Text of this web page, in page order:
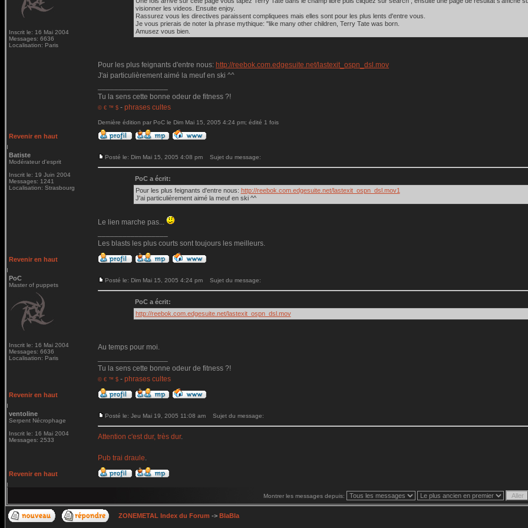
Inscrit le: 16 Mai 2004
Messages: 6636
Localisation: Paris
visionner les videos. Ensuite enjoy.
Rassurez vous les directives paraissent compliquees mais elles sont pour les plus lents d'entre vous.
Je vous prierais de noter la phrase mythique: "like many other children, Terry Tate was born.
Amusez vous bien.
Pour les plus feignants d'entre nous: http://reebok.com.edgesuite.net/lastexit_ospn_dsl.mov
J'ai particulièrement aimé la meuf en ski ^^
Tu la sens cette bonne odeur de fitness ?!
© € ™ $ - phrases cultes
Dernière édition par PoC le Dim Mai 15, 2005 4:24 pm; édité 1 fois
Revenir en haut
Batiste
Modérateur d'esprit
Inscrit le: 19 Juin 2004
Messages: 1241
Localisation: Strasbourg
Posté le: Dim Mai 15, 2005 4:08 pm Sujet du message:
PoC a écrit:
Pour les plus feignants d'entre nous: http://reebok.com.edgesuite.net/lastexit_ospn_dsl.mov1
J'ai particulièrement aimé la meuf en ski ^^
Le lien marche pas...
Les blasts les plus courts sont toujours les meilleurs.
Revenir en haut
PoC
Master of puppets
Inscrit le: 16 Mai 2004
Messages: 6636
Localisation: Paris
Posté le: Dim Mai 15, 2005 4:24 pm Sujet du message:
PoC a écrit:
http://reebok.com.edgesuite.net/lastexit_ospn_dsl.mov
Au temps pour moi.
Tu la sens cette bonne odeur de fitness ?!
© € ™ $ - phrases cultes
Revenir en haut
ventoline
Serpent Nécrophage
Inscrit le: 16 Mai 2004
Messages: 2533
Posté le: Jeu Mai 19, 2005 11:08 am Sujet du message:
Attention c'est dur, très dur.
Pub trai draule.
Revenir en haut
Montrer les messages depuis:
ZONEMETAL Index du Forum -> BlaBla